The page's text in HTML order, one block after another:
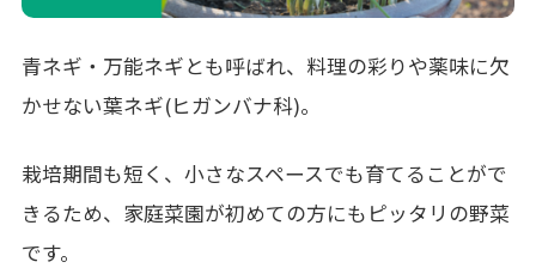
青ネギ・万能ネギとも呼ばれ、料理の彩りや薬味に欠
かせない葉ネギ(ヒガンバナ科)。
栽培期間も短く、小さなスペースでも育てることがで
きるため、家庭菜園が初めての方にもピッタリの野菜
です。